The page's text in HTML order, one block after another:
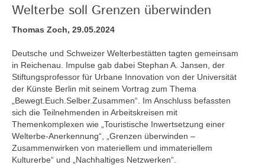
Welterbe soll Grenzen überwinden
Thomas Zoch, 29.05.2024
Deutsche und Schweizer Welterbestätten tagten gemeinsam
in Reichenau. Impulse gab dabei Stephan A. Jansen, der
Stiftungsprofessor für Urbane Innovation von der Universität
der Künste Berlin mit seinem Vortrag zum Thema
„Bewegt.Euch.Selber.Zusammen“. Im Anschluss befassten
sich die Teilnehmenden in Arbeitskreisen mit
Themenkomplexen wie „Touristische Inwertsetzung einer
Welterbe-Anerkennung“, „Grenzen überwinden –
Zusammenwirken von materiellem und immateriellem
Kulturerbe“ und „Nachhaltiges Netzwerken“.